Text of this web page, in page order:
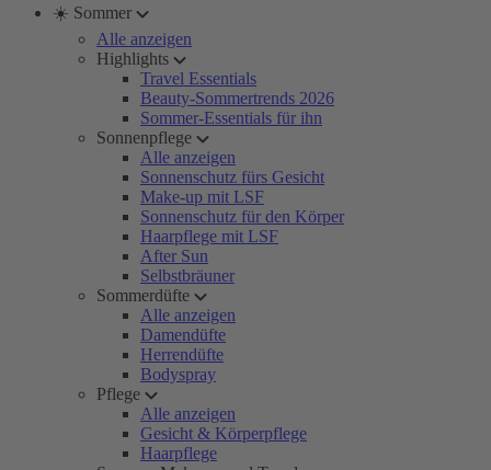
☀️ Sommer
Alle anzeigen
Highlights
Travel Essentials
Beauty-Sommertrends 2026
Sommer-Essentials für ihn
Sonnenpflege
Alle anzeigen
Sonnenschutz fürs Gesicht
Make-up mit LSF
Sonnenschutz für den Körper
Haarpflege mit LSF
After Sun
Selbstbräuner
Sommerdüfte
Alle anzeigen
Damendüfte
Herrendüfte
Bodyspray
Pflege
Alle anzeigen
Gesicht & Körperpflege
Haarpflege